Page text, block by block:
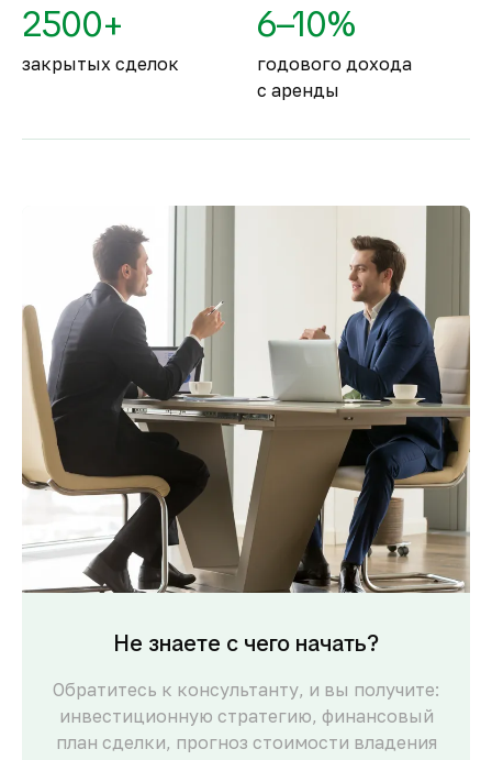
2500+
закрытых сделок
6–10%
годового дохода
с аренды
Не знаете с чего начать?
Обратитесь к консультанту, и вы получите:
инвестиционную стратегию, финансовый
план сделки, прогноз стоимости владения